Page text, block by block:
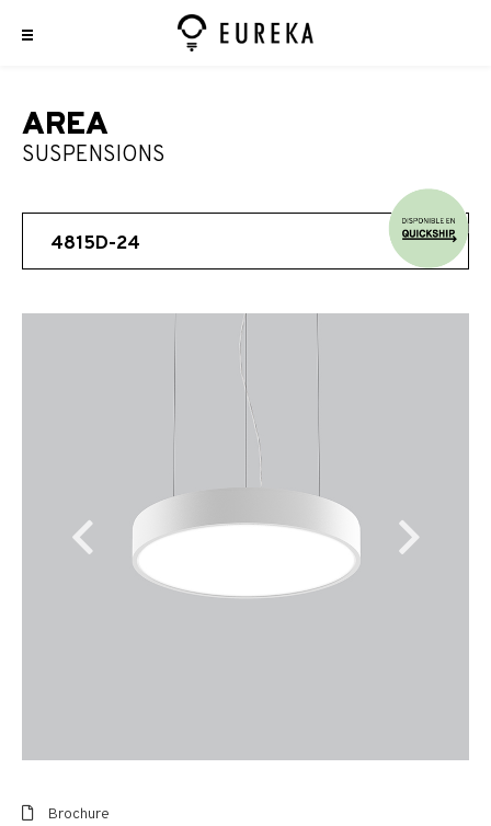
AREA
SUSPENSIONS
4815D-24
Brochure